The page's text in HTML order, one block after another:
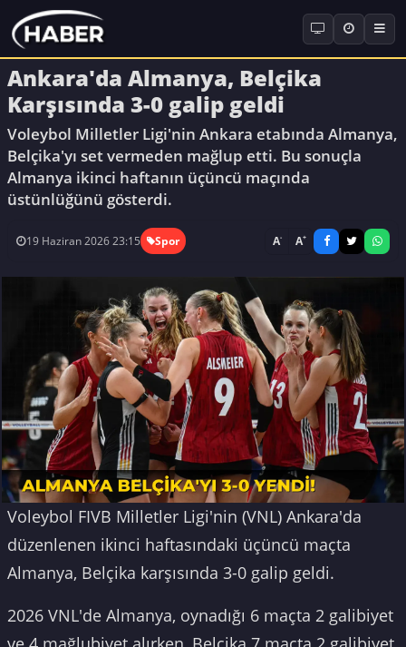
Ankara'da Almanya, Belçika
Karşısında 3-0 galip geldi
Voleybol Milletler Ligi'nin Ankara etabında Almanya,
Belçika'yı set vermeden mağlup etti. Bu sonuçla
Almanya ikinci haftanın üçüncü maçında
üstünlüğünü gösterdi.
19 Haziran 2026 23:15 Spor A- A+
Voleybol FIVB Milletler Ligi'nin (VNL) Ankara'da
düzenlenen ikinci haftasındaki üçüncü maçta
Almanya, Belçika karşısında 3-0 galip geldi.
2026 VNL'de Almanya, oynadığı 6 maçta 2 galibiyet